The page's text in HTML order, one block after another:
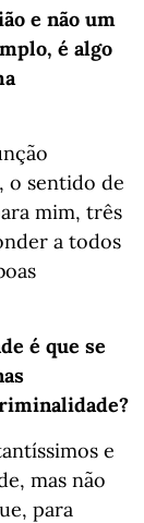
e não um
é algo
o sentido de
mim, três
a todos
é que se
e
mas não
para